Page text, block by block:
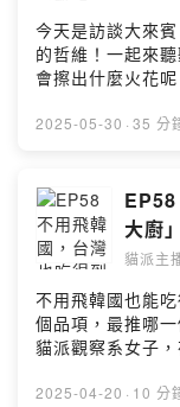
今天是訪談大來
的哲維！一起來
會擦出什麼火花
https://reurl.cc/
https://reurl.cc/
https://reurl.cc/
主暨講師 哲維 首
得懂‧想得通‧說
奇光出版上市日
步驟，輕鬆成為
渴求，更能貼近
讓大家都滿意🔸
你更好「新書分
2025-05-30 · 35 分
大廚
貓派主
不用飛韓國也能
個品項，最推哪
貓派觀察系女子
頻道。🐈貓派主播
2025-04-20 · 10 分